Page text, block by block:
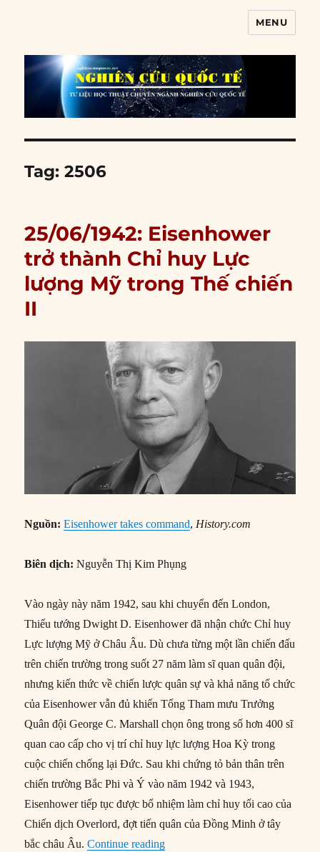
MENU
Tag:2506
25/06/1942: Eisenhower
trở thành Chỉ huy Lực
lượng Mỹ trong Thế chiến
II
Nguồn: Eisenhower takes command,History.com
Biên dịch: Nguyễn Thị Kim Phụng
Vào ngày này năm 1942, sau khi chuyển đến London,
Thiếu tướng Dwight D. Eisenhower đã nhận chức Chỉ huy
Lực lượng Mỹ ở Châu Âu. Dù chưa từng một lần chiến đấu
trên chiến trường trong suốt 27 năm làm sĩ quan quân đội,
nhưng kiến thức về chiến lược quân sự và khả năng tổ chức
của Eisenhower vẫn đủ khiến Tổng Tham mưu Trưởng
Quân đội George C. Marshall chọn ông trong số hơn 400 sĩ
quan cao cấp cho vị trí chỉ huy lực lượng Hoa Kỳ trong
cuộc chiến chống lại Đức. Sau khi chứng tỏ bản thân trên
chiến trường Bắc Phi và Ý vào năm 1942 và 1943,
Eisenhower tiếp tục được bổ nhiệm làm chỉ huy tối cao của
Chiến dịch Overlord, đợt tiến quân của Đồng Minh ở tây
bắc châu Âu.Continue reading“25/06/1942: Eisenhower trở